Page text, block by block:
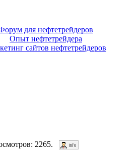
для нефтетрейдеров
Опыт нефтетрейдера
сайтов нефтетрейдеров
2265.